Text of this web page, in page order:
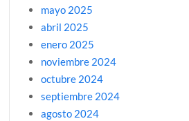
mayo 2025
abril 2025
enero 2025
noviembre 2024
octubre 2024
septiembre 2024
agosto 2024